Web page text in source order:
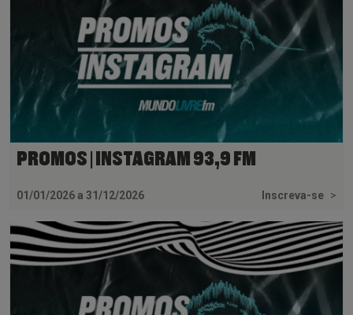
PROMOS | INSTAGRAM 93,9 FM
01/01/2026 a 31/12/2026 Inscreva-se >